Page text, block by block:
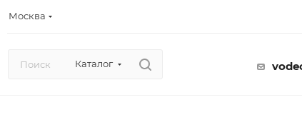
Москва
Каталог